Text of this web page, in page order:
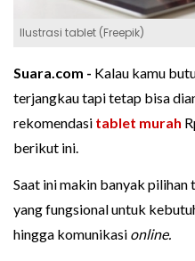
Ilustrasi tablet (Freepik)
Suara.com - Kalau kamu
terjangkau tapi tetap bisa
rekomendasi tablet murah
berikut ini.
Saat ini makin banyak
yang fungsional untuk
hingga komunikasi online.